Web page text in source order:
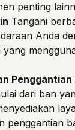
penting
Tangani
Anda
yang
Penggantian
dari ban
penggantian